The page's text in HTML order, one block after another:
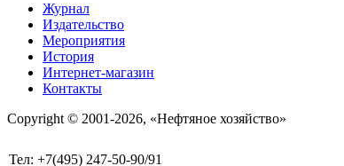
Журнал
Издательство
Мероприятия
История
Интернет-магазин
Контакты
Copyright © 2001-2026, «Нефтяное хозяйство»
Тел: +7(495) 247-50-90/91